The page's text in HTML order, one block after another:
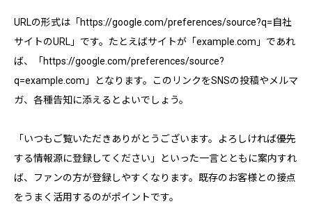
URLの形式は「https://google.com/preferences/source?q=自社
サイトのURL」です。たとえばサイトが「example.com」であれ
ば、「https://google.com/preferences/source?
q=example.com」となります。このリンクをSNSの投稿やメルマ
ガ、各種告知に添えるとよいでしょう。
「いつもご覧いただきありがとうございます。よろしければ優先
する情報源に登録してください」といった一言とともに案内すれ
ば、ファンの方が登録しやすくなります。既存のお客様との接点
をうまく活用するのがポイントです。